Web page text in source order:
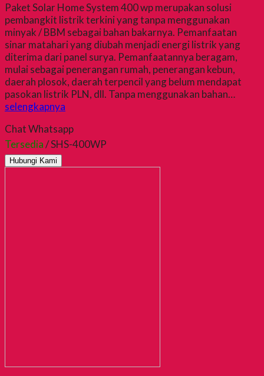
Paket Solar Home System 400 wp merupakan solusi
pembangkit listrik terkini yang tanpa menggunakan
minyak / BBM sebagai bahan bakarnya. Pemanfaatan
sinar matahari yang diubah menjadi energi listrik yang
diterima dari panel surya. Pemanfaatannya beragam,
mulai sebagai penerangan rumah, penerangan kebun,
daerah plosok, daerah terpencil yang belum mendapat
pasokan listrik PLN, dll. Tanpa menggunakan bahan…
selengkapnya
Chat Whatsapp
Tersedia/ SHS-400WP
Hubungi Kami